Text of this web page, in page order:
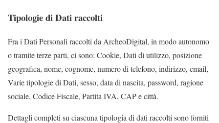
Tipologie di Dati raccolti
Fra i Dati Personali raccolti da ArcheoDigital, in modo autonomo
o tramite terze parti, ci sono: Cookie, Dati di utilizzo, posizione
geografica, nome, cognome, numero di telefono, indirizzo, email,
Varie tipologie di Dati, sesso, data di nascita, password, ragione
sociale, Codice Fiscale, Partita IVA, CAP e città.
Dettagli completi su ciascuna tipologia di dati raccolti sono forniti